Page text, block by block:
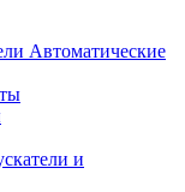
Автоматические
и